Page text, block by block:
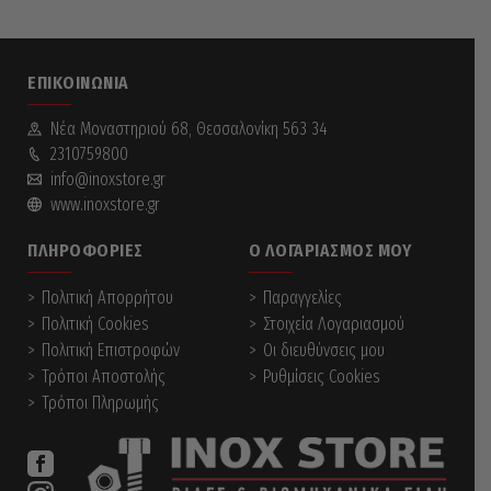
ΕΠΙΚΟΙΝΩΝΊΑ
Νέα Mοναστηριού 68, Θεσσαλονίκη 563 34
2310759800
info@inoxstore.gr
www.inoxstore.gr
ΠΛΗΡΟΦΟΡΊΕΣ
Πολιτική Απορρήτου
Πολιτική Cookies
Πολιτική Επιστροφών
Τρόποι Αποστολής
Τρόποι Πληρωμής
Ο ΛΟΓΑΡΙΑΣΜΌΣ ΜΟΥ
Παραγγελίες
Στοιχεία Λογαριασμού
Οι διευθύνσεις μου
Ρυθμίσεις Cookies